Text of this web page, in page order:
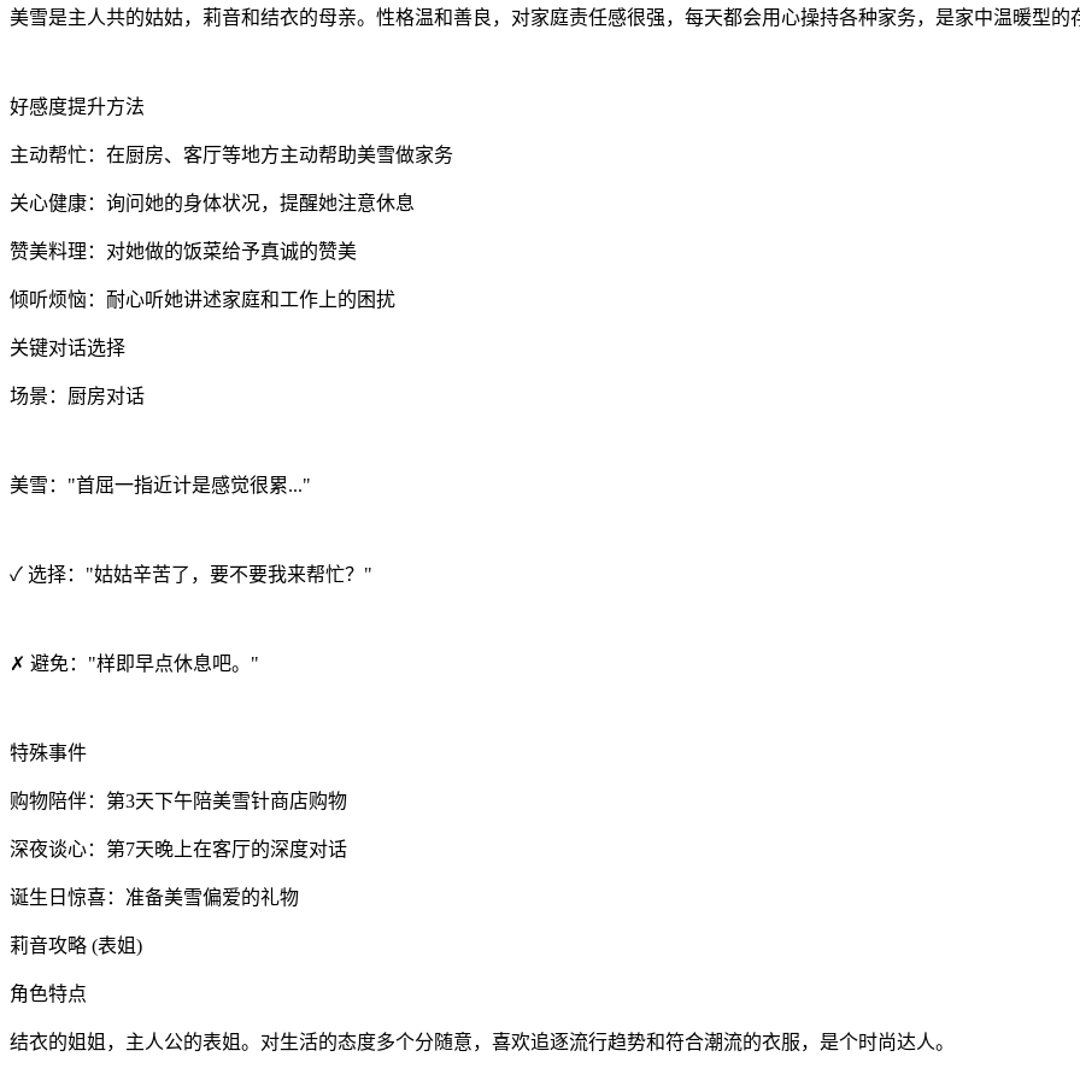
美雪是主人共的姑姑，莉音和结衣的母亲。性格温和善良，对家庭责任感很强，每天都会用心操持各种家务，是家中温暖型的
好感度提升方法
主动帮忙：在厨房、客厅等地方主动帮助美雪做家务
关心健康：询问她的身体状况，提醒她注意休息
赞美料理：对她做的饭菜给予真诚的赞美
倾听烦恼：耐心听她讲述家庭和工作上的困扰
关键对话选择
场景：厨房对话
美雪："首屈一指近计是感觉很累..."
✓ 选择："姑姑辛苦了，要不要我来帮忙？"
✗ 避免："样即早点休息吧。"
特殊事件
购物陪伴：第3天下午陪美雪针商店购物
深夜谈心：第7天晚上在客厅的深度对话
诞生日惊喜：准备美雪偏爱的礼物
莉音攻略 (表姐)
角色特点
结衣的姐姐，主人公的表姐。对生活的态度多个分随意，喜欢追逐流行趋势和符合潮流的衣服，是个时尚达人。